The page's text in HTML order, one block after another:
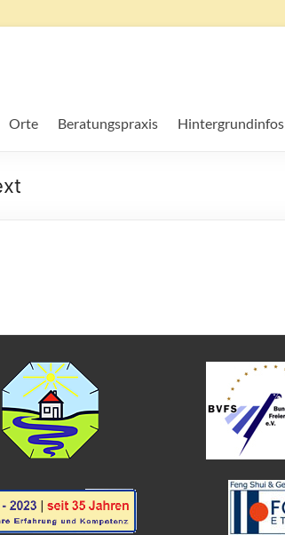
Orte Beratungspraxis Hintergrundinfos